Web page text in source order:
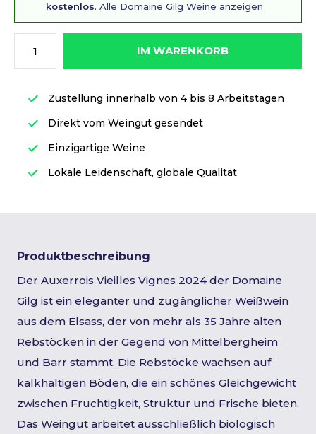
kostenlos. Alle Domaine Gilg Weine anzeigen
IM WARENKORB
Zustellung innerhalb von 4 bis 8 Arbeitstagen
Direkt vom Weingut gesendet
Einzigartige Weine
Lokale Leidenschaft, globale Qualität
Produktbeschreibung
Der Auxerrois Vieilles Vignes 2024 der Domaine
Gilg ist ein eleganter und zugänglicher Weißwein
aus dem Elsass, der von mehr als 35 Jahre alten
Rebstöcken in der Gegend von Mittelbergheim
und Barr stammt. Die Rebstöcke wachsen auf
kalkhaltigen Böden, die ein schönes Gleichgewicht
zwischen Fruchtigkeit, Struktur und Frische bieten.
Das Weingut arbeitet ausschließlich biologisch